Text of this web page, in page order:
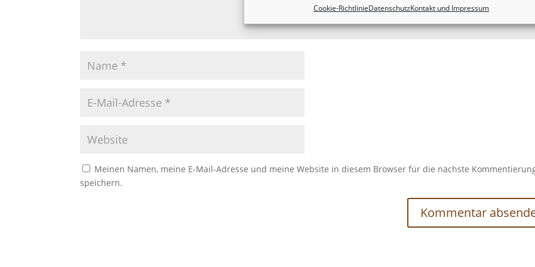
Cookie-RichtlinieDatenschutzKontakt und Impressum
Meinen Namen, meine E-Mail-Adresse und meine Website in diesem Browser für die nächste
speichern.